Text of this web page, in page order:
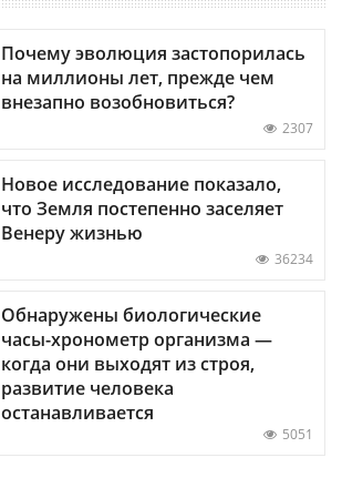
Почему эволюция застопорилась
на миллионы лет, прежде чем
внезапно возобновиться?
2307
Новое исследование показало,
что Земля постепенно заселяет
Венеру жизнью
36234
Обнаружены биологические
часы-хронометр организма —
когда они выходят из строя,
развитие человека
останавливается
5051